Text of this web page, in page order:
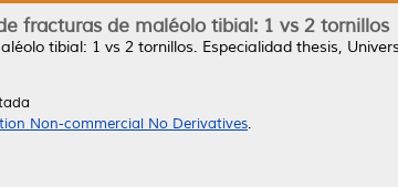
fracturas de maléolo tibial: 1 vs 2 tornillos
tibial: 1 vs 2 tornillos. Especialidad thesis,
Non-commercial No Derivatives.